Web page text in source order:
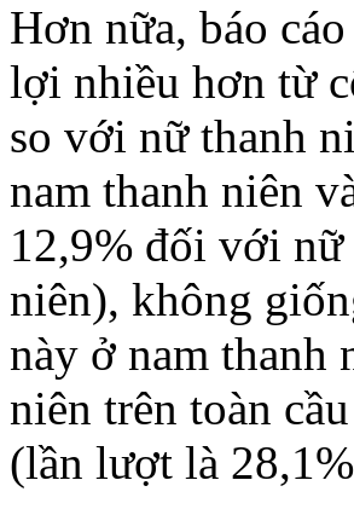
Hơn nữa, báo
lợi nhiều hơn từ
so với nữ thanh
nam thanh niên
12,9% đối với
niên), không
này ở nam thanh
niên trên toàn
(lần lượt là